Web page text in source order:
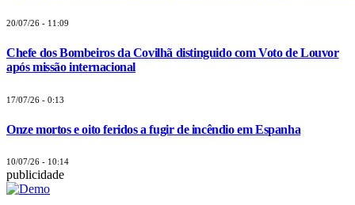
20/07/26 - 11:09
Chefe dos Bombeiros da Covilhã distinguido com Voto de Louvor
após missão internacional
17/07/26 - 0:13
Onze mortos e oito feridos a fugir de incêndio em Espanha
10/07/26 - 10:14
publicidade